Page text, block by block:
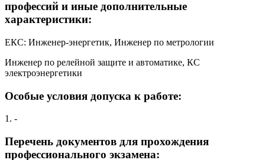
профессий и иные дополнительные
характеристики:
ЕКС: Инженер-энергетик, Инженер по метрологии
Инженер по релейной защите и автоматике, КС
электроэнергетики
Особые условия допуска к работе:
1. -
Перечень документов для прохождения
профессионального экзамена: